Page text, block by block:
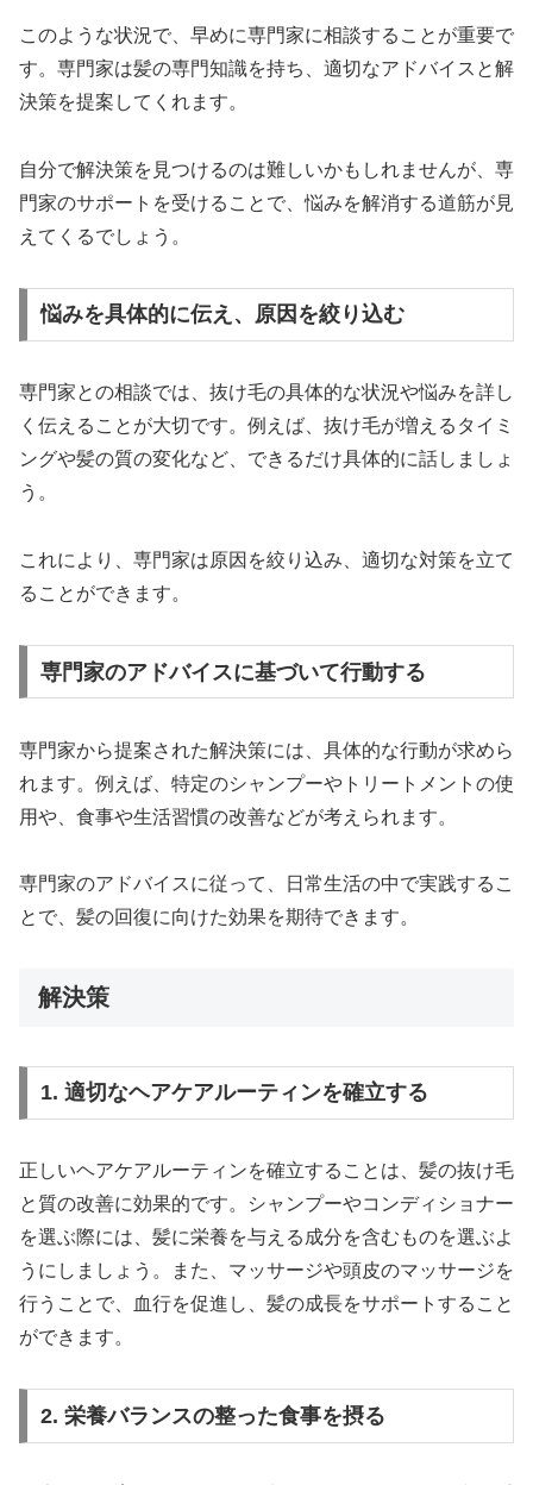
このような状況で、早めに専門家に相談することが重要で
す。専門家は髪の専門知識を持ち、適切なアドバイスと解
決策を提案してくれます。
自分で解決策を見つけるのは難しいかもしれませんが、専
門家のサポートを受けることで、悩みを解消する道筋が見
えてくるでしょう。
悩みを具体的に伝え、原因を絞り込む
専門家との相談では、抜け毛の具体的な状況や悩みを詳し
く伝えることが大切です。例えば、抜け毛が増えるタイミ
ングや髪の質の変化など、できるだけ具体的に話しましょ
う。
これにより、専門家は原因を絞り込み、適切な対策を立て
ることができます。
専門家のアドバイスに基づいて行動する
専門家から提案された解決策には、具体的な行動が求めら
れます。例えば、特定のシャンプーやトリートメントの使
用や、食事や生活習慣の改善などが考えられます。
専門家のアドバイスに従って、日常生活の中で実践するこ
とで、髪の回復に向けた効果を期待できます。
解決策
1. 適切なヘアケアルーティンを確立する
正しいヘアケアルーティンを確立することは、髪の抜け毛
と質の改善に効果的です。シャンプーやコンディショナー
を選ぶ際には、髪に栄養を与える成分を含むものを選ぶよ
うにしましょう。また、マッサージや頭皮のマッサージを
行うことで、血行を促進し、髪の成長をサポートすること
ができます。
2. 栄養バランスの整った食事を摂る